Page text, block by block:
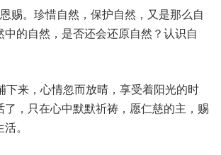
赐。珍惜自然，保护自然，又是那么自
的自然，是否还会还原自然？认识自
下来，心情忽而放晴，享受着阳光的时
，只在心中默默祈祷，愿仁慈的主，赐
。